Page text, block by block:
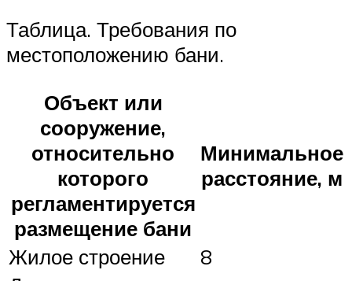
Таблица. Требования по
местоположению бани.
Объект или
сооружение,
относительно
которого
регламентируется
размещение бани
Минимальное
расстояние, м
Жилое строение
8